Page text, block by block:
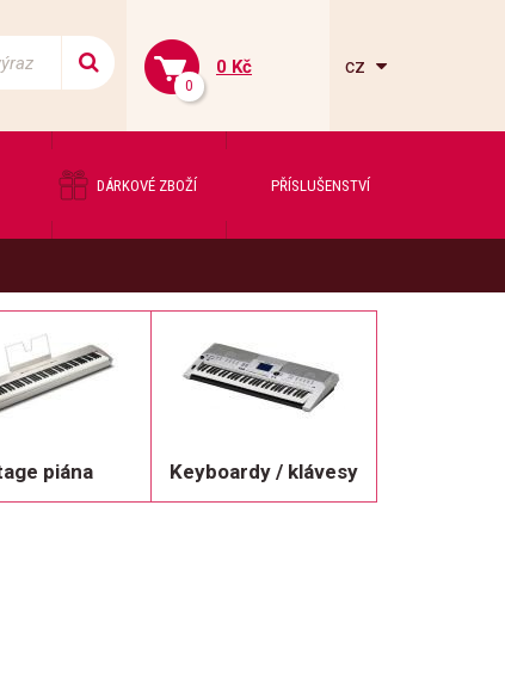
0
0 Kč cz
DÁRKOVÉ ZBOŽÍ PŘÍSLUŠENSTVÍ
piána Keyboardy / klávesy